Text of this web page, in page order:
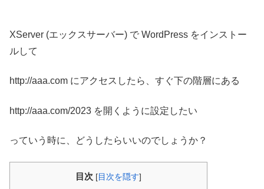
XServer (エックスサーバー) で WordPress をインストー
ルして
http://aaa.com にアクセスしたら、すぐ下の階層にある
http://aaa.com/2023 を開くように設定したい
っていう時に、どうしたらいいのでしょうか？
目次 [ 目次を隠す]